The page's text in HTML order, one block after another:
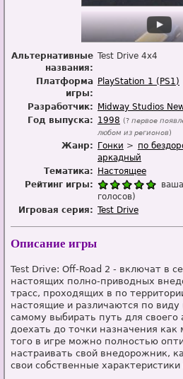
Альтернативные
названия:
Test Drive 4x4
Платформа
игры:
PlayStation 1 (PS1)
Разработчик:
Midway Studios
Год выпуска: 1998 (? первое
любом из регионов)
Жанр: Гонки по
аркадный
Тематика:
Настоящее
Рейтинг игры:
голосов)
Игровая серия: Test Drive
Описание игры
Test Drive: Off-Road 2 - включат в
настоящих полно-приводных
трасс, проходящих в по
настоящие и различаются по
самому выбирать путь для своего
доехать до точки назначения
того в игре можно полностью
настраивать свой внедорожник,
свои собственные